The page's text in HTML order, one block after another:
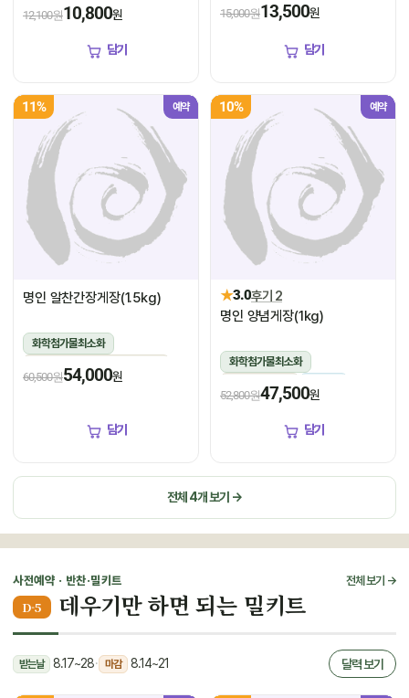
12,100원10,800원
담기
15,000원13,500원
담기
11% 예약
명인 알찬간장게장(1.5kg)
화학첨가물최소화
1.5kg(꽃게450g,장물1,050g)
냉장
60,500원54,000원
담기
10% 예약
★3.0후기 2
명인 양념게장(1kg)
화학첨가물최소화
1kg(5미~6미)
52,800원47,500원
담기
전체 4개 보기 →
사전예약 · 반찬·밀키트 전체 보기 →
D-5 데우기만 하면 되는 밀키트
받는날 8.17~28· 마감 8.14~21 달력 보기